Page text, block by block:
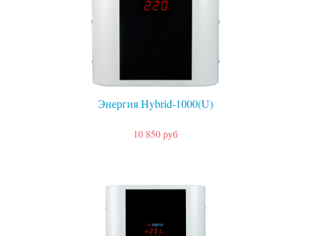
Энергия Hybrid-1000(U)
10 850 руб